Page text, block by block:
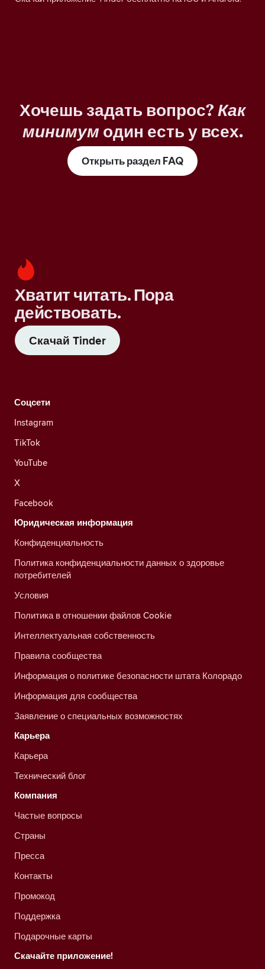
Хочешь задать вопрос? Как
минимум один есть у всех.
Открыть раздел FAQ
Хватит читать. Пора
действовать.
Скачай Tinder
Соцсети
Instagram
TikTok
YouTube
X
Facebook
Юридическая информация
Конфиденциальность
Политика конфиденциальности данных о здоровье
потребителей
Условия
Политика в отношении файлов Cookie
Интеллектуальная собственность
Правила сообщества
Информация о политике безопасности штата Колорадо
Информация для сообщества
Заявление о специальных возможностях
Карьера
Карьера
Технический блог
Компания
Частые вопросы
Страны
Пресса
Контакты
Промокод
Поддержка
Подарочные карты
Скачайте приложение!